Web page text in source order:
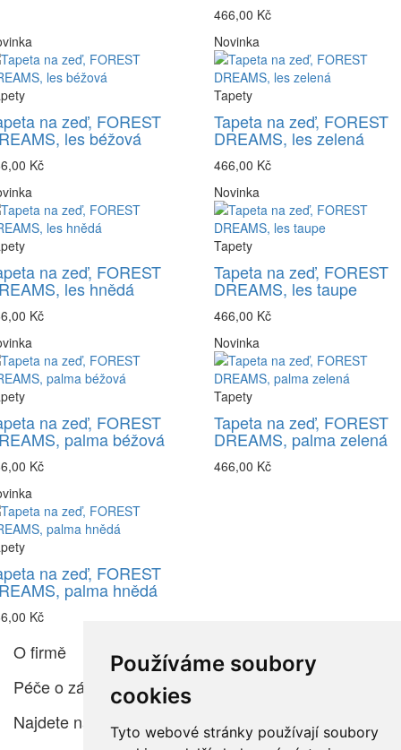
Používáme soubory
cookies
Tyto webové stránky používají soubory
466,00 Kč
na zeď, FOREST
les béžová
Kč
Novinka
Tapety
Tapeta na zeď, FOREST
DREAMS, les zelená
466,00 Kč
na zeď, FOREST
les hnědá
Kč
Novinka
Tapety
Tapeta na zeď, FOREST
DREAMS, les taupe
466,00 Kč
na zeď, FOREST
palma béžová
Kč
Novinka
Tapety
Tapeta na zeď, FOREST
DREAMS, palma zelená
466,00 Kč
na zeď, FOREST
palma hnědá
Kč
O firmě
Péče o zákazníka
Najdete nás